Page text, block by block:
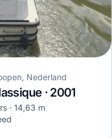
Nederland
· 2001
14,63 m